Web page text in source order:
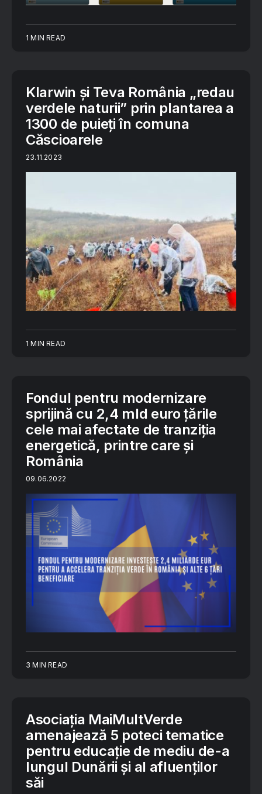
1 MIN READ
Klarwin și Teva România „redau
verdele naturii” prin plantarea a
1300 de puieți în comuna
Căscioarele
23.11.2023
1 MIN READ
Fondul pentru modernizare
sprijină cu 2,4 mld euro țările
cele mai afectate de tranziția
energetică, printre care și
România
09.06.2022
3 MIN READ
Asociația MaiMultVerde
amenajează 5 poteci tematice
pentru educație de mediu de-a
lungul Dunării și al afluenților
săi